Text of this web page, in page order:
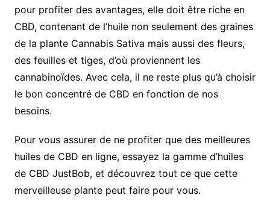
pour profiter des avantages, elle doit être riche en
CBD, contenant de l’huile non seulement des graines
de la plante Cannabis Sativa mais aussi des fleurs,
des feuilles et tiges, d’où proviennent les
cannabinoïdes. Avec cela, il ne reste plus qu’à choisir
le bon concentré de CBD en fonction de nos
besoins.
Pour vous assurer de ne profiter que des meilleures
huiles de CBD en ligne, essayez la gamme d’huiles
de CBD JustBob, et découvrez tout ce que cette
merveilleuse plante peut faire pour vous.